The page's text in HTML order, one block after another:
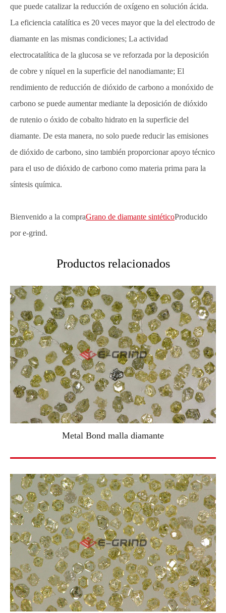
que puede catalizar la reducción de oxígeno en solución ácida.
La eficiencia catalítica es 20 veces mayor que la del electrodo de
diamante en las mismas condiciones; La actividad
electrocatalítica de la glucosa se ve reforzada por la deposición
de cobre y níquel en la superficie del nanodiamante; El
rendimiento de reducción de dióxido de carbono a monóxido de
carbono se puede aumentar mediante la deposición de dióxido
de rutenio o óxido de cobalto hidrato en la superficie del
diamante. De esta manera, no solo puede reducir las emisiones
de dióxido de carbono, sino también proporcionar apoyo técnico
para el uso de dióxido de carbono como materia prima para la
síntesis química.
Bienvenido a la compraGrano de diamante sintéticoProducido
por e-grind.
Productos relacionados
Metal Bond malla diamante